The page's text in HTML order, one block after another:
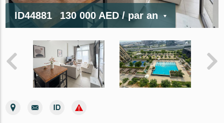
ID44881 130 000 AED/ par an